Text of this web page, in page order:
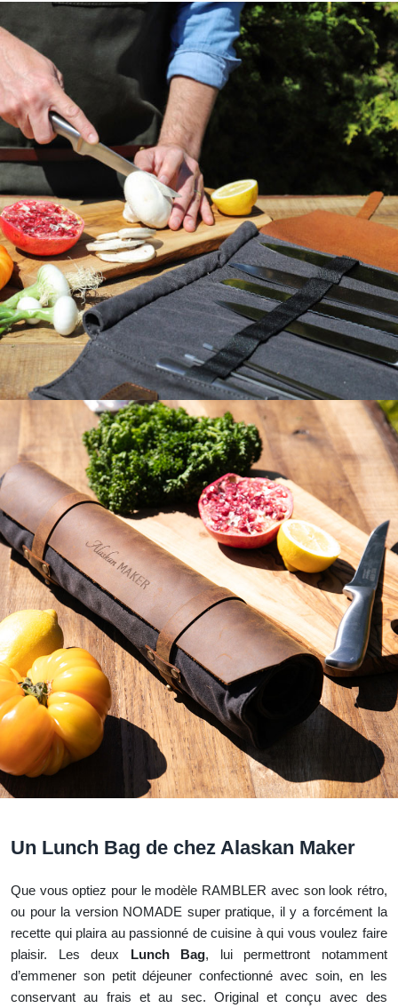
Un Lunch Bag de chez Alaskan Maker
Que vous optiez pour le modèle RAMBLER avec son look rétro,
ou pour la version NOMADE super pratique, il y a forcément la
recette qui plaira au passionné de cuisine à qui vous voulez faire
plaisir. Les deux Lunch Bag, lui permettront notamment
d’emmener son petit déjeuner confectionné avec soin, en les
conservant au frais et au sec. Original et conçu avec des